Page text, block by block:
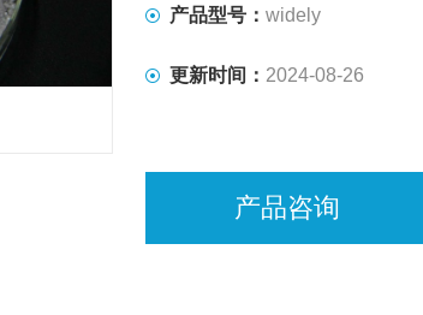
化学名 5-氯-6-（2,3-二氯苯氧基
分子式 C14H9Cl3N2OS 分子量
产品型号：widely
更新时间： 2024-08-26
产品咨询